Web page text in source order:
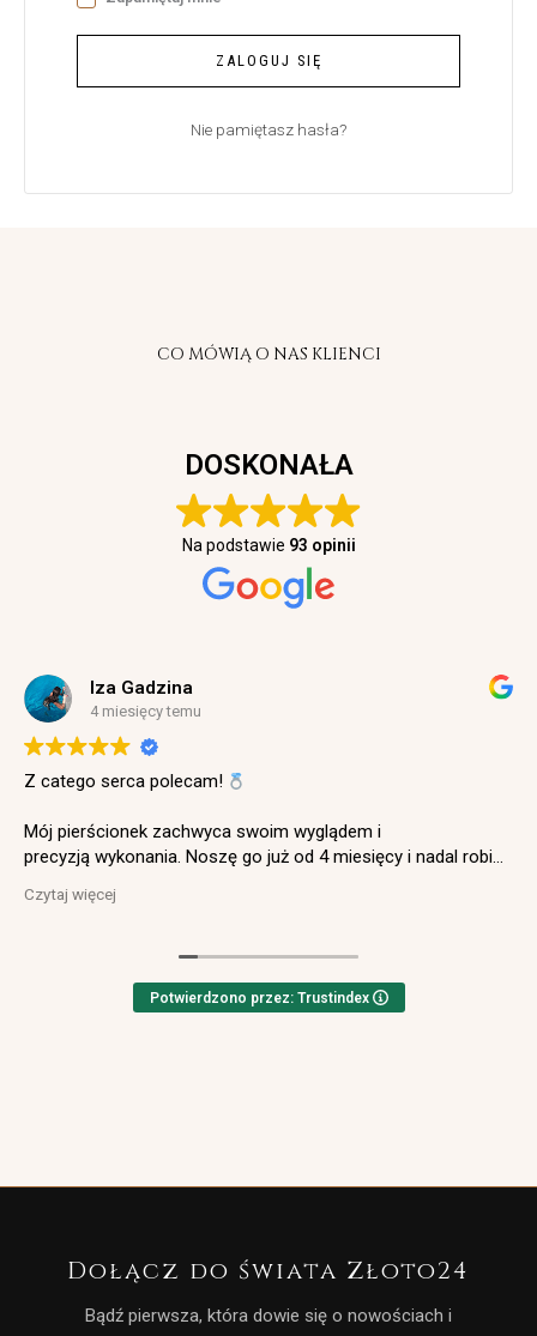
ZALOGUJ SIĘ
Nie pamiętasz hasła?
CO MÓWIĄ O NAS KLIENCI
DOSKONAŁA
Na podstawie 93 opinii
Iza Gadzina
4 miesięcy temu
Z catego serca polecam!
Mój pierścionek zachwyca swoim wyglądem i
precyzją wykonania. Noszę go już od 4 miesięcy i nadal robi
wyboru, podkreślał duże zaangażowanie sprzedawcy,
profesjonalne podejście oraz gotowość w udzielaniu
szczegółowych odpowiedzi na każde najmniejsze pytanie.
Czytaj więcej
Potwierdzono przez: Trustindex
Dołącz do świata Złoto24
Bądź pierwsza, która dowie się o nowościach i